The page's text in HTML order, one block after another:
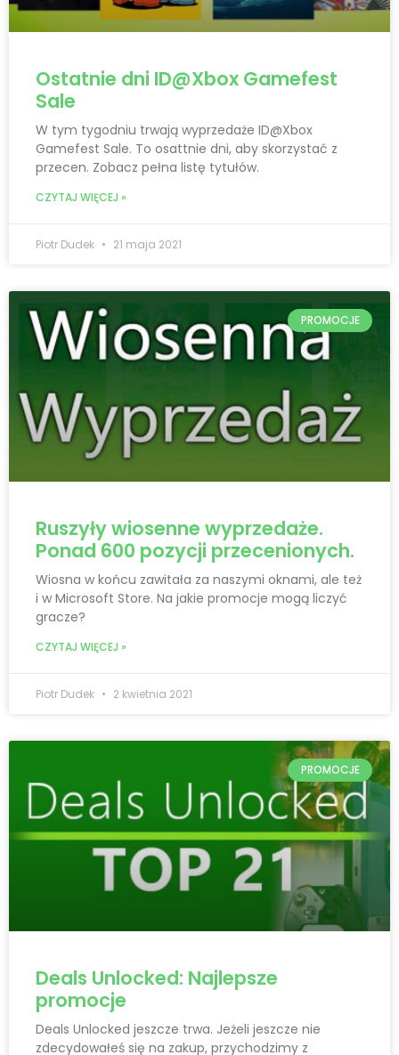
Ostatnie dni ID@Xbox Gamefest
Sale
W tym tygodniu trwają wyprzedaże ID@Xbox
Gamefest Sale. To osattnie dni, aby skorzystać z
przecen. Zobacz pełna listę tytułów.
CZYTAJ WIĘCEJ »
Piotr Dudek 21 maja 2021
PROMOCJE
Ruszyły wiosenne wyprzedaże.
Ponad 600 pozycji przecenionych.
Wiosna w końcu zawitała za naszymi oknami, ale też
i w Microsoft Store. Na jakie promocje mogą liczyć
gracze?
CZYTAJ WIĘCEJ »
Piotr Dudek 2 kwietnia 2021
PROMOCJE
Deals Unlocked: Najlepsze
promocje
Deals Unlocked jeszcze trwa. Jeżeli jeszcze nie
zdecydowałeś się na zakup, przychodzimy z